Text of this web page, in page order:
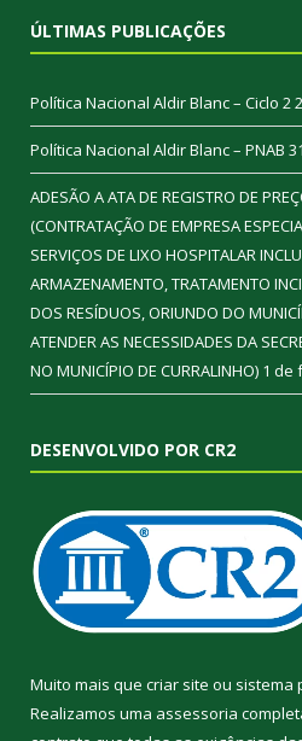
ÚLTIMAS PUBLICAÇÕES
Política Nacional Aldir Blanc – Ciclo 2
Política Nacional Aldir Blanc – PNAB
ADESÃO A ATA DE REGISTRO DE
(CONTRATAÇÃO DE EMPRESA
SERVIÇOS DE LIXO HOSPITALAR
ARMAZENAMENTO, TRATAMENTO
DOS RESÍDUOS, ORIUNDO DO
ATENDER AS NECESSIDADES DA
NO MUNICÍPIO DE CURRALINHO) 1 de
DESENVOLVIDO POR CR2
Muito mais que criar site ou sistema
Realizamos uma assessoria